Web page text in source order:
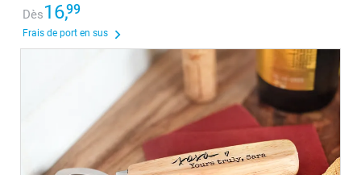
Dès16,99
Frais de port en sus